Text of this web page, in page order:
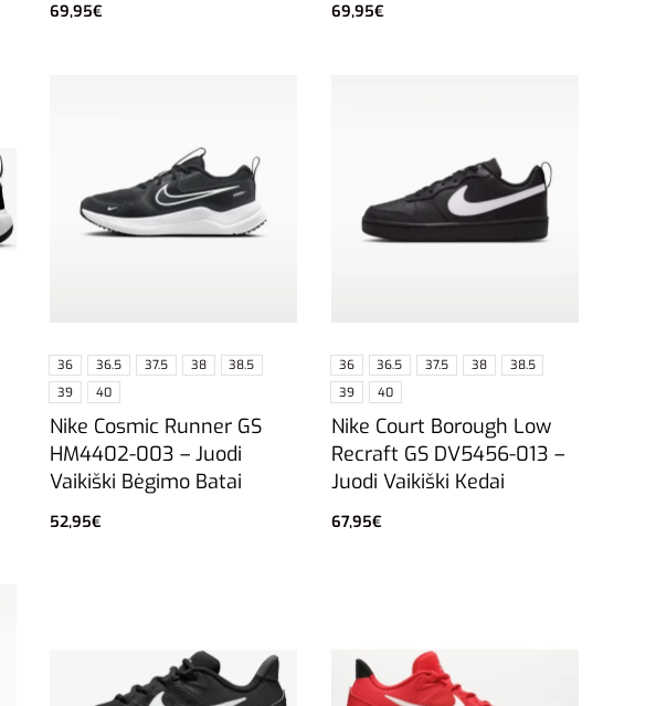
69,95€ 69,95€
36 36.5 37.5 38
38.5
39
40
Nike Cosmic Runner GS
HM4402-003 – Juodi
Vaikiški Bėgimo Batai
52,95€
36 36.5 37.5 38
38.5
39
40
Nike Court Borough Low
Recraft GS DV5456-013 –
Juodi Vaikiški Kedai
67,95€